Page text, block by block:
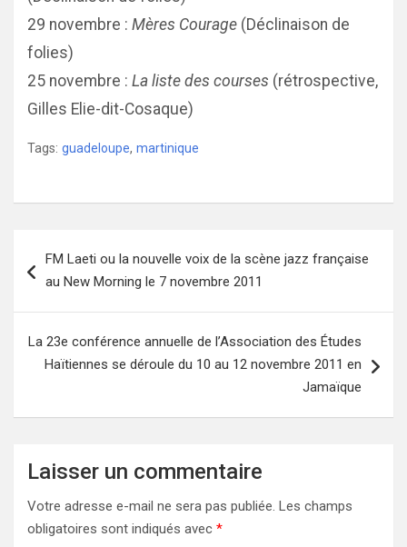
29 novembre : Mères Courage (Déclinaison de
folies)
25 novembre : La liste des courses (rétrospective,
Gilles Elie-dit-Cosaque)
Tags: guadeloupe, martinique
de
FM Laeti ou la nouvelle voix de la scène jazz française
au New Morning le 7 novembre 2011
La 23e conférence annuelle de l’Association des Études
Haïtiennes se déroule du 10 au 12 novembre 2011 en
Jamaïque
Laisser un commentaire
Votre adresse e-mail ne sera pas publiée. Les champs
obligatoires sont indiqués avec *